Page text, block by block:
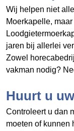
Wij helpen niet
Moerkapelle,
jaren bij allerlei
Zowel
vakman nodig?
Huurt u
Controleert u dan
moeten of kunnen